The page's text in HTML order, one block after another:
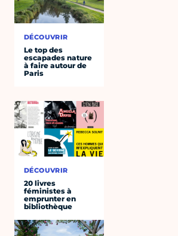
DÉCOUVRIR
Le top des
escapades nature
à faire autour de
Paris
DÉCOUVRIR
20 livres
féministes à
emprunter en
bibliothèque